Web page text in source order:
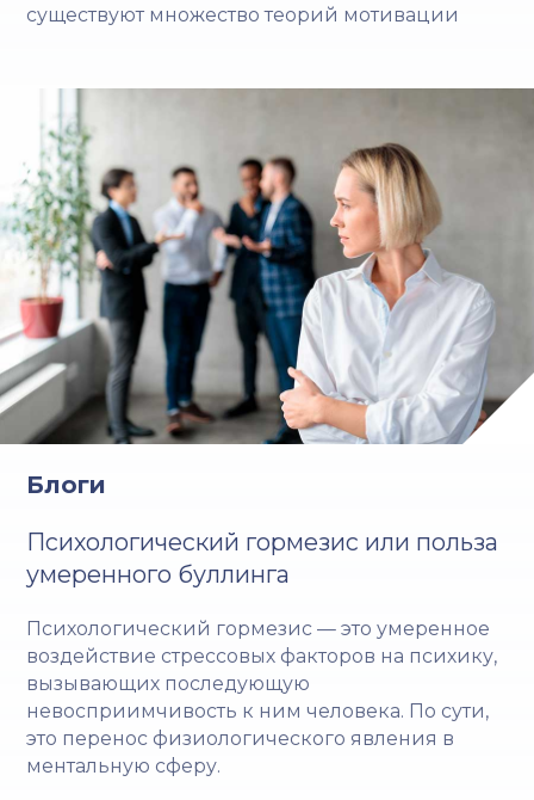
существуют множество теорий мотивации
Блоги
Психологический гормезис или польза
умеренного буллинга
Психологический гормезис — это умеренное
воздействие стрессовых факторов на психику,
вызывающих последующую
невосприимчивость к ним человека. По сути,
это перенос физиологического явления в
ментальную сферу.